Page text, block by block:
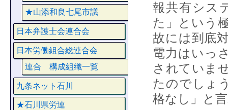
報共有シス
た」という
故には到底
電力はいっ
されていま
たのでしょ
格なし」と
★山添和良七尾市議
日本弁護士会連合会
日本労働組合総連合会
連合 構成組織一覧
九条ネット石川
★石川県労連